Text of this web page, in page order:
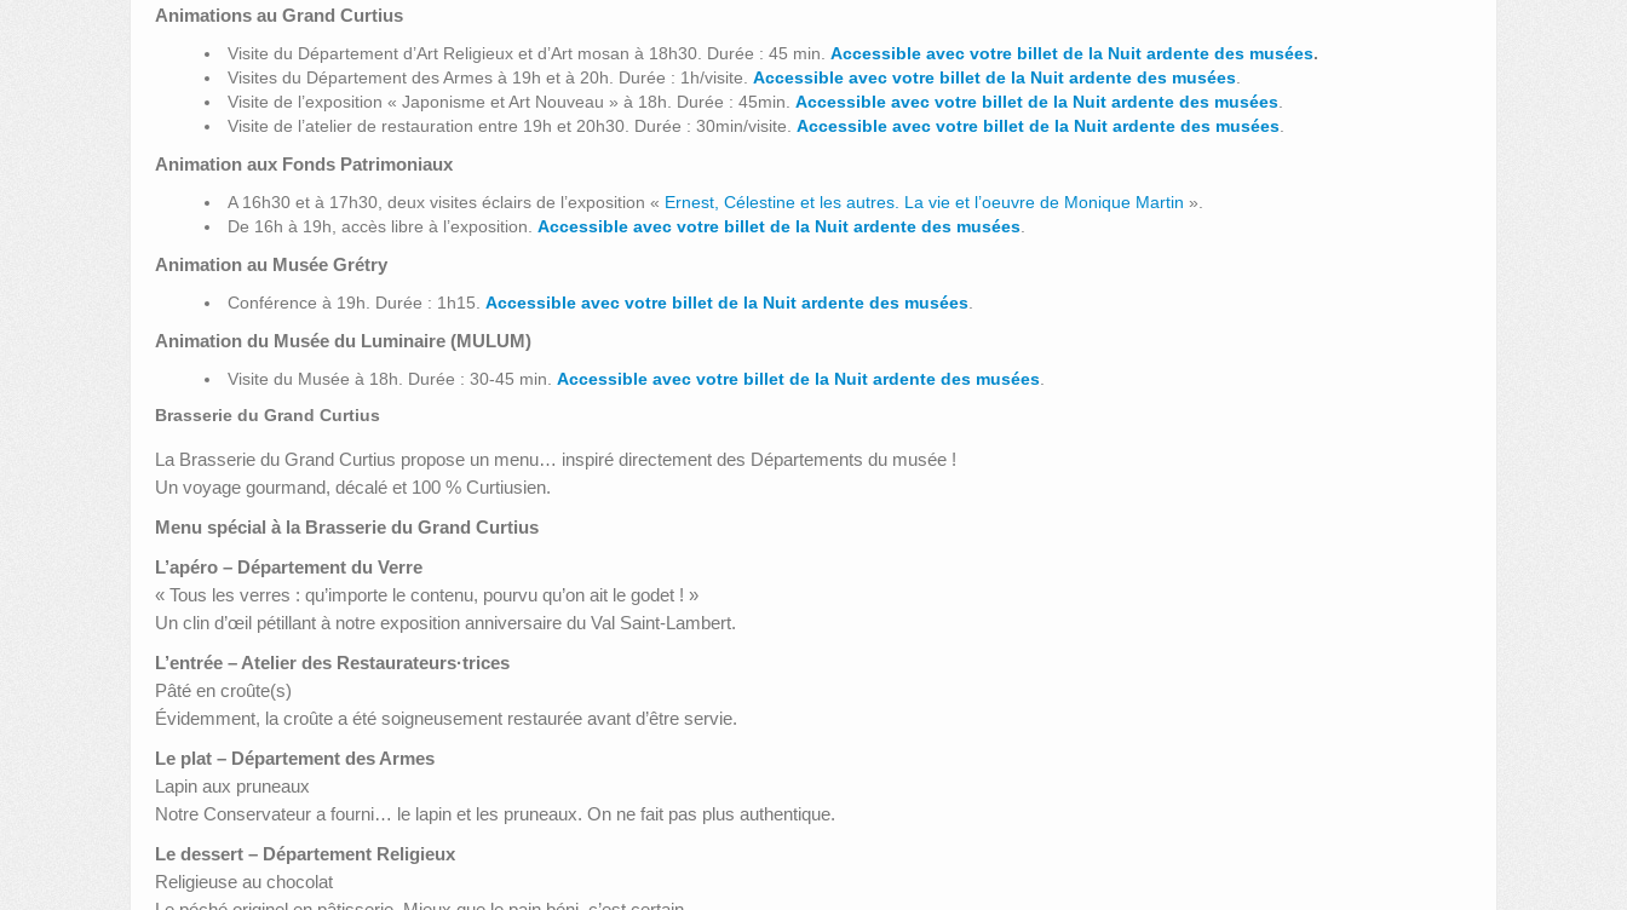
Animations au Grand Curtius
Visite du Département d’Art Religieux et d’Art mosan à 18h30. Durée : 45 min. Accessible avec votre billet de la Nuit ardente des musées.
Visites du Département des Armes à 19h et à 20h. Durée : 1h/visite. Accessible avec votre billet de la Nuit ardente des musées.
Visite de l’exposition « Japonisme et Art Nouveau » à 18h. Durée : 45min. Accessible avec votre billet de la Nuit ardente des musées.
Visite de l’atelier de restauration entre 19h et 20h30. Durée : 30min/visite. Accessible avec votre billet de la Nuit ardente des musées.
Animation aux Fonds Patrimoniaux
A 16h30 et à 17h30, deux visites éclairs de l’exposition « Ernest, Célestine et les autres. La vie et l’oeuvre de Monique Martin ».
De 16h à 19h, accès libre à l’exposition. Accessible avec votre billet de la Nuit ardente des musées.
Animation au Musée Grétry
Conférence à 19h. Durée : 1h15. Accessible avec votre billet de la Nuit ardente des musées.
Animation du Musée du Luminaire (MULUM)
Visite du Musée à 18h. Durée : 30-45 min. Accessible avec votre billet de la Nuit ardente des musées.
Brasserie du Grand Curtius
La Brasserie du Grand Curtius propose un menu… inspiré directement des Départements du musée !
Un voyage gourmand, décalé et 100 % Curtiusien.
Menu spécial à la Brasserie du Grand Curtius
L’apéro – Département du Verre
« Tous les verres : qu’importe le contenu, pourvu qu’on ait le godet ! »
Un clin d’œil pétillant à notre exposition anniversaire du Val Saint-Lambert.
L’entrée – Atelier des Restaurateurs·trices
Pâté en croûte(s)
Évidemment, la croûte a été soigneusement restaurée avant d’être servie.
Le plat – Département des Armes
Lapin aux pruneaux
Notre Conservateur a fourni… le lapin et les pruneaux. On ne fait pas plus authentique.
Le dessert – Département Religieux
Religieuse au chocolat